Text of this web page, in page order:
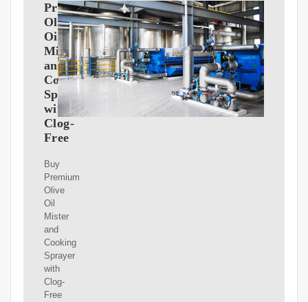
Premium
Olive
Oil
Mister
and
Cooking
Sprayer
with
Clog-
Free
Buy
Premium
Olive
Oil
Mister
and
Cooking
Sprayer
with
Clog-
Free